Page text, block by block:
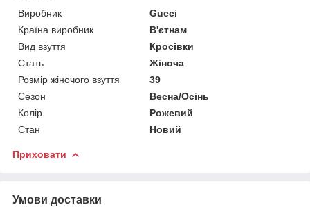
Виробник
Gucci
Країна виробник
В'єтнам
Вид взуття
Кросівки
Стать
Жіноча
Розмір жіночого взуття
39
Сезон
Весна/Осінь
Колір
Рожевий
Стан
Новий
Приховати
Умови доставки